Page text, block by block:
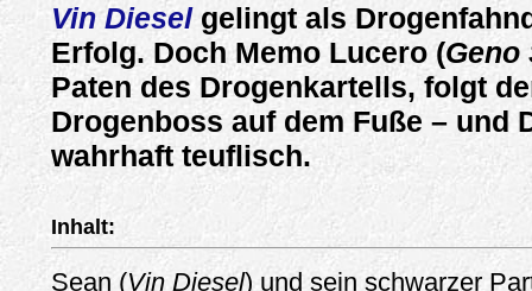
Vin Dieselgelingt als
Erfolg. Doch Memo Lucero (Geno
Paten des Drogenkartells, folgt
Drogenboss auf dem Fuße – und
wahrhaft teuflisch.
Inhalt:
Sean (Vin Diesel) und sein schwarzer